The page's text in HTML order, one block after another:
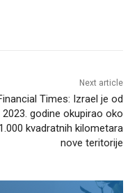
Next article
Times: Izrael je od
2023. godine okupirao oko
1.000 kvadratnih kilometara
nove teritorije